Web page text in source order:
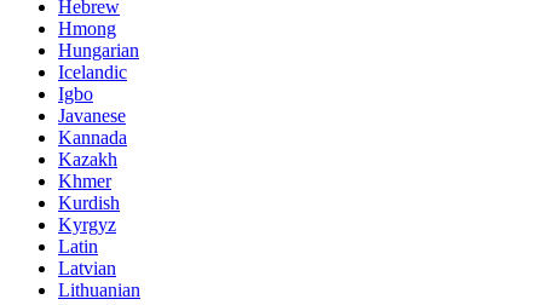
Hebrew
Hmong
Hungarian
Icelandic
Igbo
Javanese
Kannada
Kazakh
Khmer
Kurdish
Kyrgyz
Latin
Latvian
Lithuanian